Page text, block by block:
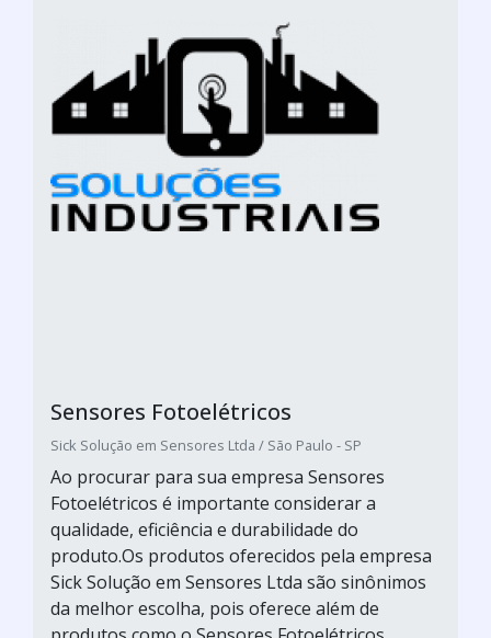
Sensores Fotoelétricos
Sick Solução em Sensores Ltda / São Paulo - SP
Ao procurar para sua empresa Sensores
Fotoelétricos é importante considerar a
qualidade, eficiência e durabilidade do
produto.Os produtos oferecidos pela empresa
Sick Solução em Sensores Ltda são sinônimos
da melhor escolha, pois oferece além de